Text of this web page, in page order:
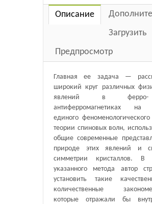
Описание
Загрузить
Предпросмотр
Главная ее задача —
широкий круг различных
явлений в
антиферромагнетиках на
единого
теории спиновых волн,
общие современные
природе этих явлений и
симметрии кристаллов. В
указанного метода автор
установить такие
количественные
которые отражали бы